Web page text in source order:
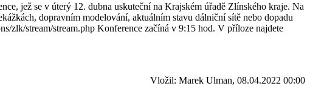
jež se v úterý 12. dubna uskuteční na Krajském úřadě Zlínského kraje. Na
dopravním modelování, aktuálním stavu dálniční sítě nebo dopadu
zlk/stream/stream.php Konference začíná v 9:15 hod. V příloze najdete
Vložil: Marek Ulman, 08.04.2022 00:00